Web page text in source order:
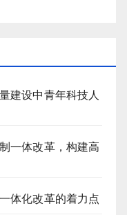
建设中青年科技人
一体改革，构建高
体化改革的着力点